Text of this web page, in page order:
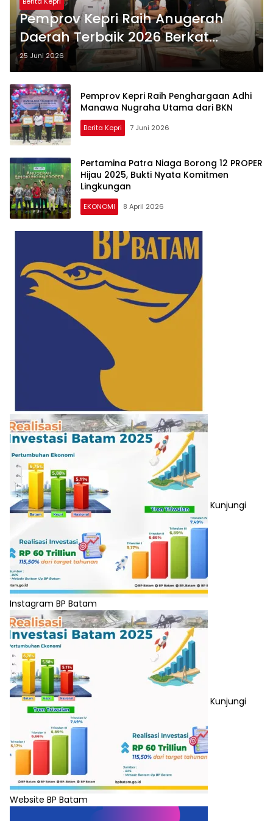
Pemprov Kepri Raih Anugerah
Daerah Terbaik 2026 Berkat
Revitalisasi Pulau Penyengat
25 Juni 2026
Pemprov Kepri Raih Penghargaan Adhi
Manawa Nugraha Utama dari BKN
Berita Kepri 7 Juni 2026
Pertamina Patra Niaga Borong 12 PROPER
Hijau 2025, Bukti Nyata Komitmen
Lingkungan
EKONOMI 8 April 2026
Kunjungi
Instagram BP Batam
Kunjungi
Website BP Batam